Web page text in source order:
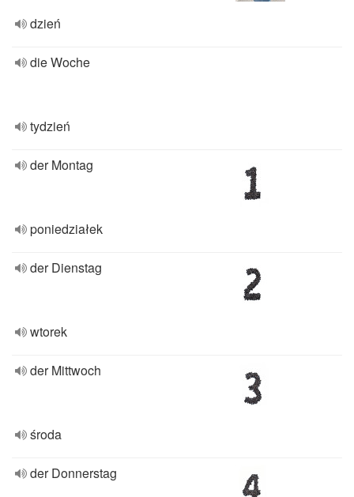
dzień
die Woche
tydzień
der Montag
poniedziałek
der Dienstag
wtorek
der Mittwoch
środa
der Donnerstag